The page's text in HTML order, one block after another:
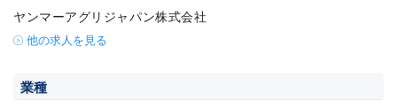
ヤンマーアグリジャパン株式会社
他の求人を見る
業種